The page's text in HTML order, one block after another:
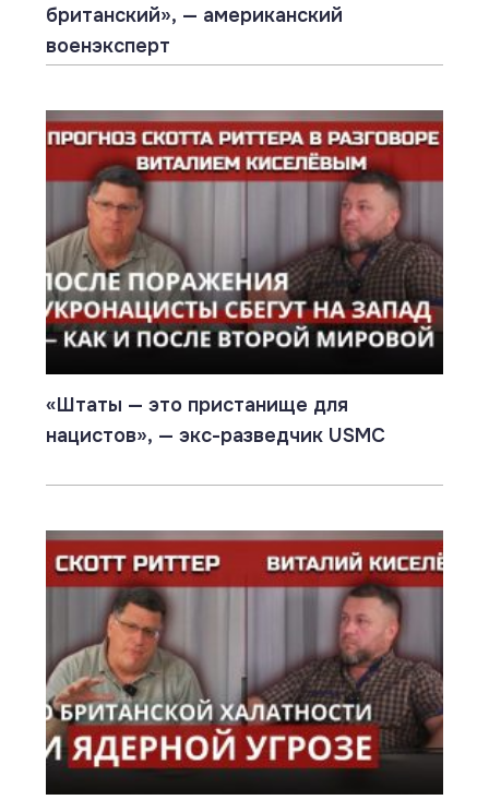
британский», — американский
военэксперт
«Штаты — это пристанище для
нацистов», — экс-разведчик USMC